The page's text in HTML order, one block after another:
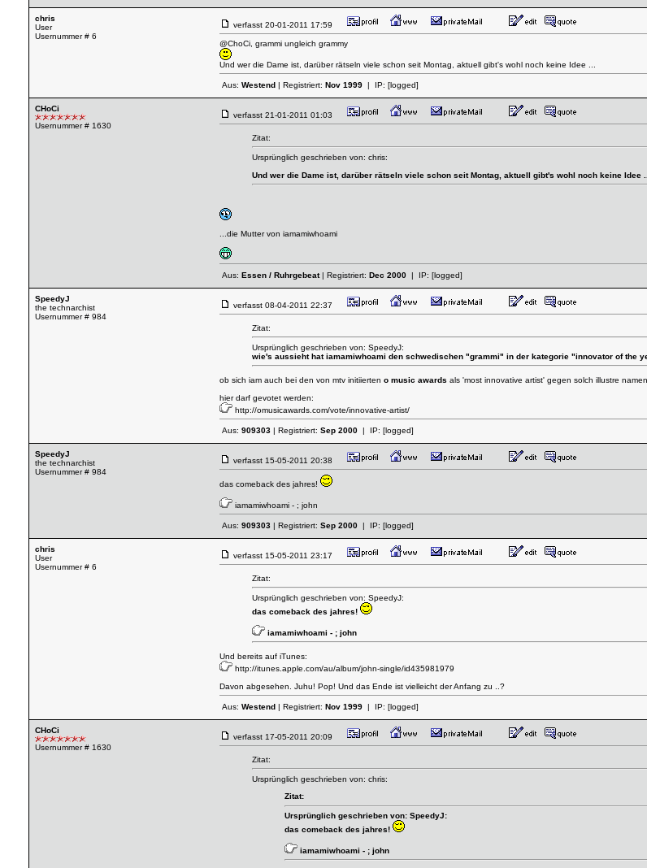
chris
User
Usernummer # 6
verfasst 20-01-2011 17:59
@ChoCi, grammi ungleich grammy
Und wer die Dame ist, darüber rätseln viele schon seit Montag, aktuell gibt's wohl noch keine Idee ...
Aus: Westend | Registriert: Nov 1999 | IP: [logged]
CHoCi
Usernummer # 1630
verfasst 21-01-2011 01:03
Zitat:
Ursprünglich geschrieben von: chris:
Und wer die Dame ist, darüber rätseln viele schon seit Montag, aktuell gibt's wohl noch keine Idee ...
...die Mutter von iamamiwhoami
Aus: Essen / Ruhrgebeat| Registriert: Dec 2000 | IP: [logged]
SpeedyJ
the technarchist
Usernummer # 984
verfasst 08-04-2011 22:37
Zitat:
Ursprünglich geschrieben von: SpeedyJ:
wie's aussieht hat iamamiwhoami den schwedischen "grammi" in der kategorie "innovator of the
ob sich iam auch bei den von mtv initiierten o music awards als 'most innovative artist' gegen solch illustre
hier darf gevotet werden:
http://omusicawards.com/vote/innovative-artist/
Aus: 909303 | Registriert: Sep 2000 | IP: [logged]
SpeedyJ
the technarchist
Usernummer # 984
verfasst 15-05-2011 20:38
das comeback des jahres!
iamamiwhoami - ; john
Aus: 909303 | Registriert: Sep 2000 | IP: [logged]
chris
User
Usernummer # 6
verfasst 15-05-2011 23:17
Zitat:
Ursprünglich geschrieben von: SpeedyJ:
das comeback des jahres!
iamamiwhoami - ; john
Und bereits auf iTunes:
http://itunes.apple.com/au/album/john-single/id435981979
Davon abgesehen. Juhu! Pop! Und das Ende ist vielleicht der Anfang zu ..?
Aus: Westend | Registriert: Nov 1999 | IP: [logged]
CHoCi
Usernummer # 1630
verfasst 17-05-2011 20:09
Zitat:
Ursprünglich geschrieben von: chris:
Zitat:
Ursprünglich geschrieben von: SpeedyJ:
das comeback des jahres!
iamamiwhoami - ; john